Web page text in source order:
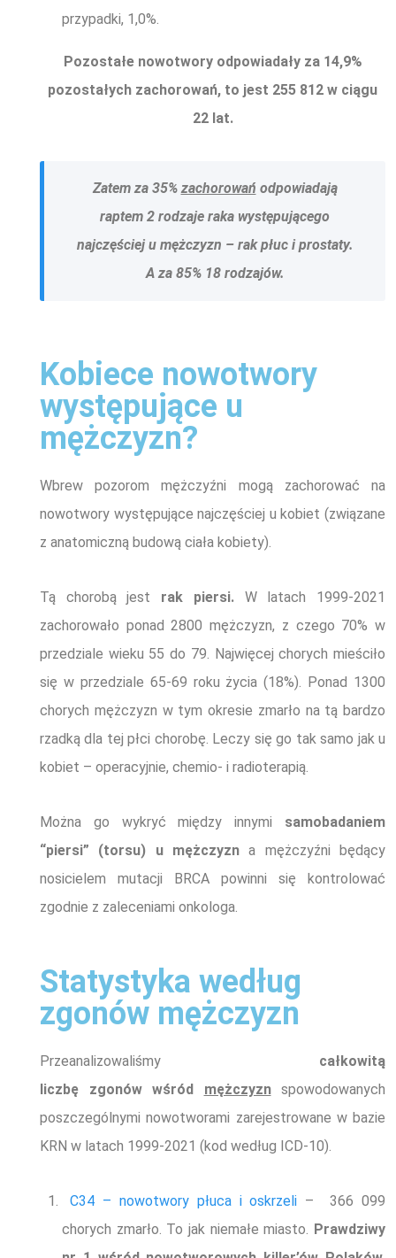
przypadki, 1,0%.
Pozostałe nowotwory odpowiadały za 14,9%
pozostałych zachorowań, to jest 255 812 w ciągu
22 lat.
Zatem za 35%zachorowań odpowiadają
raptem 2 rodzaje raka występującego
najczęściej u mężczyzn – rak płuc i prostaty.
A za 85% 18 rodzajów.
Kobiece nowotwory
występujące u
mężczyzn?
Wbrew pozorom mężczyźni mogą zachorować na
nowotwory występujące najczęściej u kobiet (związane
z anatomiczną budową ciała kobiety).
Tą chorobą jest rak piersi. W latach 1999-2021
zachorowało ponad 2800 mężczyzn, z czego 70% w
przedziale wieku 55 do 79. Najwięcej chorych mieściło
się w przedziale 65-69 roku życia (18%). Ponad 1300
chorych mężczyzn w tym okresie zmarło na tą bardzo
rzadką dla tej płci chorobę. Leczy się go tak samo jak u
kobiet – operacyjnie, chemio- i radioterapią.
Można go wykryć między innymi samobadaniem
“piersi” (torsu) u mężczyzn a mężczyźni będący
nosicielem mutacji BRCA powinni się kontrolować
zgodnie z zaleceniami onkologa.
Statystyka według
zgonów mężczyzn
Przeanalizowaliśmy całkowitą
liczbę zgonów wśród mężczyznspowodowanych
poszczególnymi nowotworami zarejestrowane w bazie
KRN w latach 1999-2021 (kod według ICD-10).
C34 – nowotwory płuca i oskrzeli – 366 099
chorych zmarło. To jak niemałe miasto. Prawdziwy